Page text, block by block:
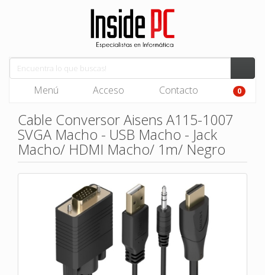
Menú Acceso Contacto 0
Cable Conversor Aisens A115-1007
SVGA Macho - USB Macho - Jack
Macho/ HDMI Macho/ 1m/ Negro